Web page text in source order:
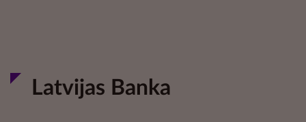
Latvijas Banka